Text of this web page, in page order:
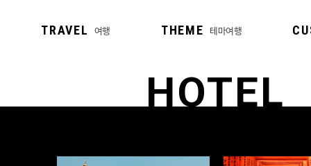
TRAVEL 여행 THEME 테마여행
HOTEL